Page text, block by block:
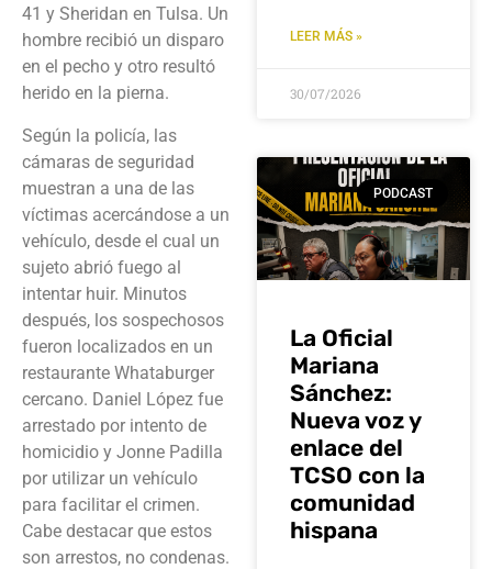
41 y Sheridan en Tulsa. Un
hombre recibió un disparo
en el pecho y otro resultó
herido en la pierna.
Según la policía, las
cámaras de seguridad
muestran a una de las
víctimas acercándose a un
vehículo, desde el cual un
sujeto abrió fuego al
intentar huir. Minutos
después, los sospechosos
fueron localizados en un
restaurante Whataburger
cercano. Daniel López fue
arrestado por intento de
homicidio y Jonne Padilla
por utilizar un vehículo
para facilitar el crimen.
Cabe destacar que estos
son arrestos, no condenas.
LEER MÁS »
30/07/2026
PODCAST
La Oficial
Mariana
Sánchez:
Nueva voz y
enlace del
TCSO con la
comunidad
hispana